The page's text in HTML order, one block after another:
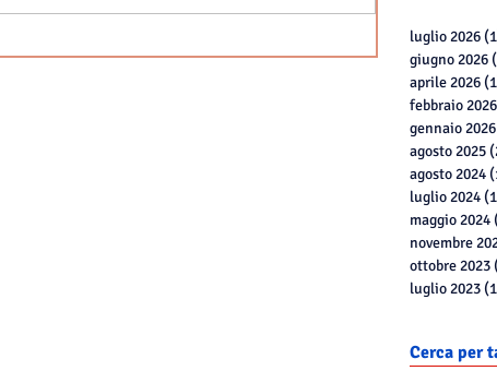
luglio 2026
giugno 2026
aprile 2026
febbraio 2026
gennaio 2026
agosto 2025
agosto 2024
luglio 2024
maggio 2024
novembre
ottobre 2023
luglio 2023
Cerca per